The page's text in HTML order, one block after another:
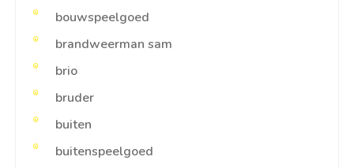
bouwspeelgoed
brandweerman sam
brio
bruder
buiten
buitenspeelgoed